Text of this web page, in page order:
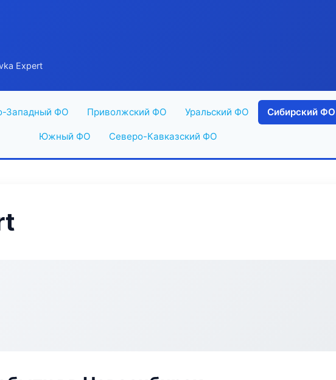
Expert
Западный ФО Приволжский ФО Уральский ФО Сибирский ФО
Южный ФО Северо-Кавказский ФО